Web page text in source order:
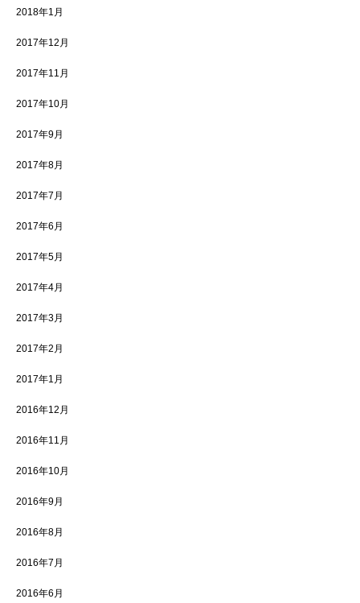
2018年1月
2017年12月
2017年11月
2017年10月
2017年9月
2017年8月
2017年7月
2017年6月
2017年5月
2017年4月
2017年3月
2017年2月
2017年1月
2016年12月
2016年11月
2016年10月
2016年9月
2016年8月
2016年7月
2016年6月